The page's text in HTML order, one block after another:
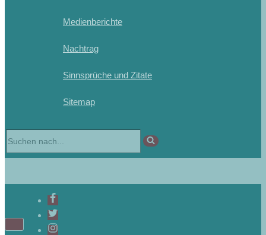
Medienberichte
Nachtrag
Sinnsprüche und Zitate
Sitemap
Navigations-